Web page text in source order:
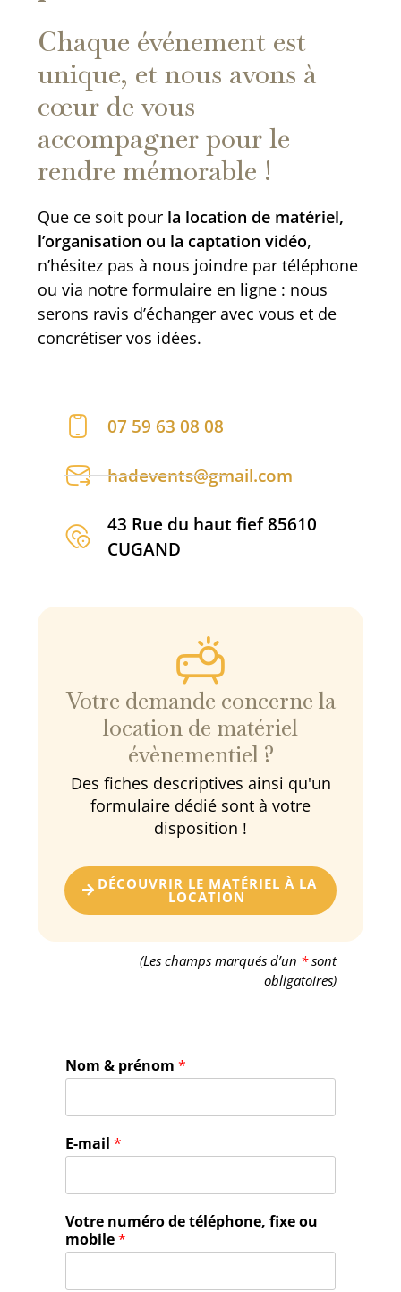
Chaque événement est
unique, et nous avons à
cœur de vous
accompagner pour le
rendre mémorable !
Que ce soit pour la location de matériel,
l’organisation ou la captation vidéo,
n’hésitez pas à nous joindre par téléphone
ou via notre formulaire en ligne : nous
serons ravis d’échanger avec vous et de
concrétiser vos idées.
07 59 63 08 08
hadevents@gmail.com
43 Rue du haut fief 85610
CUGAND
Votre demande concerne la
location de matériel
évènementiel ?
Des fiches descriptives ainsi qu'un
formulaire dédié sont à votre
disposition !
DÉCOUVRIR LE MATÉRIEL À LA
LOCATION
(Les champs marqués d’un *sont
obligatoires)
Nom & prénom*
E-mail*
Votre numéro de téléphone, fixe ou
mobile*